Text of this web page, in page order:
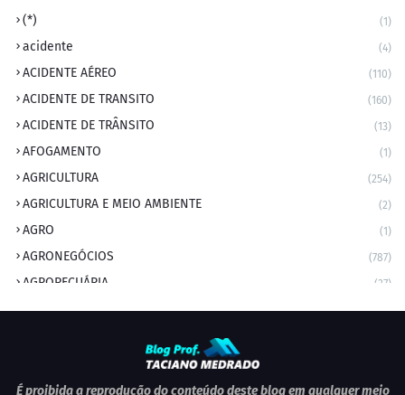
(*) (1)
acidente (4)
ACIDENTE AÉREO (110)
ACIDENTE DE TRANSITO (160)
ACIDENTE DE TRÂNSITO (13)
AFOGAMENTO (1)
AGRICULTURA (254)
AGRICULTURA E MEIO AMBIENTE (2)
AGRO (1)
AGRONEGÓCIOS (787)
AGROPECUÁRIA (37)
AMBIENTE (9)
ANIVERSÁRIO DA CIDADE
ANIVERSÁRIOS (1)
É proibida a reprodução do conteúdo deste blog em qualquer meio